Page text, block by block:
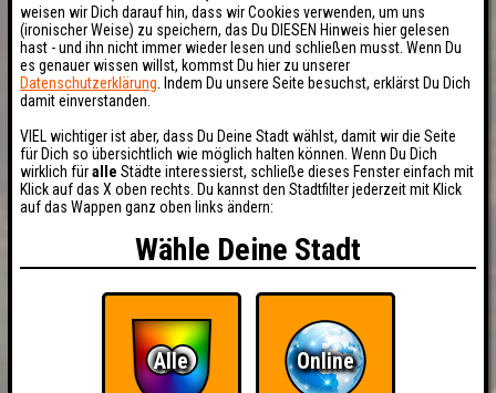
weisen wir Dich darauf hin, dass wir Cookies verwenden, um uns
(ironischer Weise) zu speichern, das Du DIESEN Hinweis hier gelesen
hast - und ihn nicht immer wieder lesen und schließen musst. Wenn Du
es genauer wissen willst, kommst Du hier zu unserer
Datenschutzerklärung . Indem Du unsere Seite besuchst, erklärst Du Dich
damit einverstanden.
VIEL wichtiger ist aber, dass Du Deine Stadt wählst, damit wir die Seite
für Dich so übersichtlich wie möglich halten können. Wenn Du Dich
wirklich füralle Städte interessierst, schließe dieses Fenster einfach mit
Klick auf das X oben rechts. Du kannst den Stadtfilter jederzeit mit Klick
auf das Wappen ganz oben links ändern:
Wähle Deine Stadt
Alle Online